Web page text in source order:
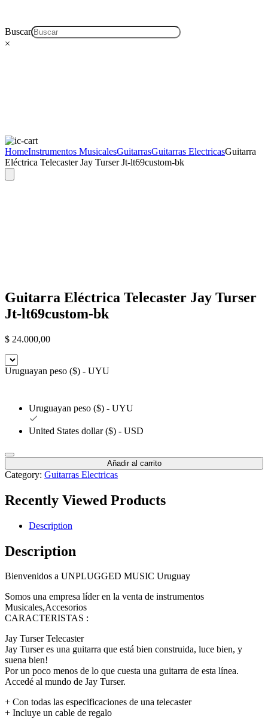
Buscar
×
HomeInstrumentos MusicalesGuitarrasGuitarras ElectricasGuitarra
Eléctrica Telecaster Jay Turser Jt-lt69custom-bk
Guitarra Eléctrica Telecaster Jay Turser
Jt-lt69custom-bk
$ 24.000,00
Uruguayan peso ($) - UYU
Uruguayan peso ($) - UYU
United States dollar ($) - USD
Añadir al carrito
Category: Guitarras Electricas
Recently Viewed Products
Description
Description
Bienvenidos a UNPLUGGED MUSIC Uruguay
Somos una empresa líder en la venta de instrumentos
Musicales,Accesorios
CARACTERISTAS :
Jay Turser Telecaster
Jay Turser es una guitarra que está bien construida, luce bien, y
suena bien!
Por un poco menos de lo que cuesta una guitarra de esta línea.
Accedé al mundo de Jay Turser.
+ Con todas las especificaciones de una telecaster
+ Incluye un cable de regalo